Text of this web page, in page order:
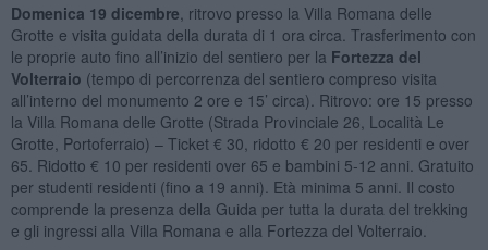
Domenica 19 dicembre , ritrovo presso la Villa Romana delle
Grotte e visita guidata della durata di 1 ora circa. Trasferimento con
le proprie auto fino all’inizio del sentiero per la Fortezza del
Volterraio (tempo di percorrenza del sentiero compreso visita
all’interno del monumento 2 ore e 15’ circa). Ritrovo: ore 15 presso
la Villa Romana delle Grotte (Strada Provinciale 26, Località Le
Grotte, Portoferraio) – Ticket € 30, ridotto € 20 per residenti e over
65. Ridotto € 10 per residenti over 65 e bambini 5-12 anni. Gratuito
per studenti residenti (fino a 19 anni). Età minima 5 anni. Il costo
comprende la presenza della Guida per tutta la durata del trekking
e gli ingressi alla Villa Romana e alla Fortezza del Volterraio.